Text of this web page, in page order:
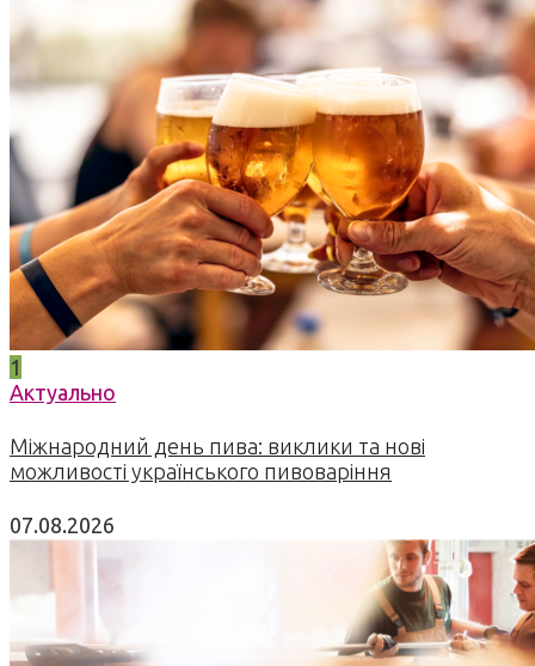
1
Актуально
Міжнародний день пива: виклики та нові
можливості українського пивоваріння
07.08.2026